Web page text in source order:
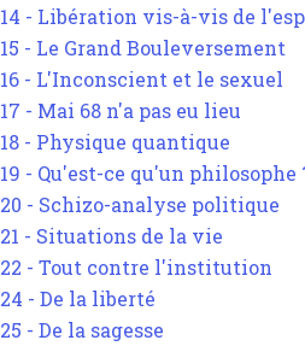
14 - Libération vis-à-vis de
15 - Le Grand Bouleversement
16 - L'Inconscient et le sexuel
17 - Mai 68 n'a pas eu lieu
18 - Physique quantique
19 - Qu'est-ce qu'un philosophe
20 - Schizo-analyse politique
21 - Situations de la vie
22 - Tout contre l'institution
24 - De la liberté
25 - De la sagesse